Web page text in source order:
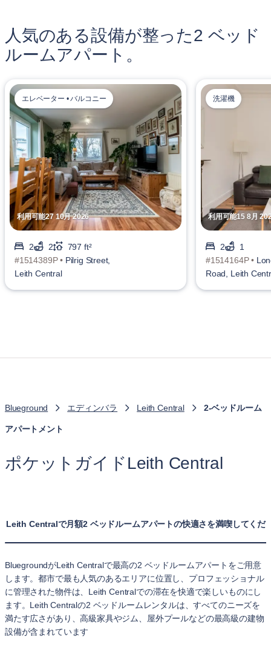
人気のある設備が整った2 ベッド
ルームアパート。
利用可能27 10月 2026
エレベーター • バルコニー
2 2
797 ft²
#1514389P • Pilrig Street,
Leith Central
利用可能15 8月
洗濯機
2
1
#1514164P •
Road, Leith
Blueground エディンバラ Leith Central 2-ベッドルーム
アパートメント
ポケットガイドLeith Central
Leith Centralで月額2 ベッドルームアパートの快適さを満喫してくだ
BluegroundがLeith Centralで最高の2 ベッドルームアパートをご用意
します。都市で最も人気のあるエリアに位置し、プロフェッショナル
に管理された物件は、Leith Centralでの滞在を快適で楽しいものにし
ます。Leith Centralの2 ベッドルームレンタルは、すべてのニーズを
満たす広さがあり、高級家具やジム、屋外プールなどの最高級の建物
設備が含まれています